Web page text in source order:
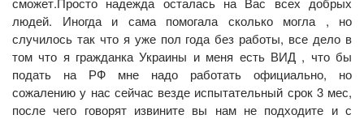
людей. Иногда и сама помогала сколько могла , но
случилось так что я уже пол года без работы, все дело в
том что я гражданка Украины и меня есть ВИД , что бы
подать на РФ мне надо работать официально, но
сожалению у нас сейчас везде испытательный срок 3 мес,
после чего говорят извините вы нам не подходите и с